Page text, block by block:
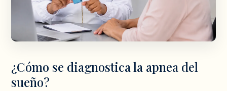
¿Cómo se diagnostica la apnea del
sueño?